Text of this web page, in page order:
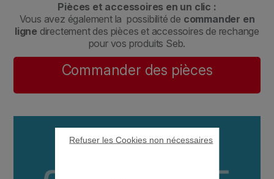
Pièces et accessoires en un clic :
Vous avez également la possibilité de commander en
ligne directement des pièces et accessoires de rechange
pour vos produits Seb.
Commander des pièces
Refuser les Cookies non nécessaires